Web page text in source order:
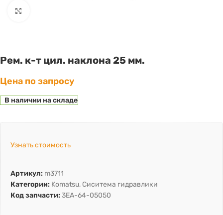
Рем. к-т цил. наклона 25 мм.
Цена по запросу
В наличии на складе
Узнать стоимость
Артикул: m3711
Категории: Komatsu, Сиситема гидравлики
Код запчасти: 3EA-64-05050